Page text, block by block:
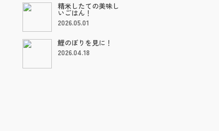
精米したての美味し
いごはん！
2026.05.01
鯉のぼりを見に！
2026.04.18